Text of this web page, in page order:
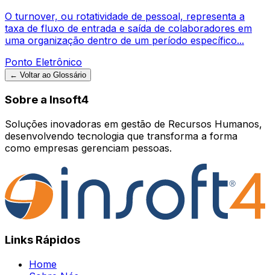
O turnover, ou rotatividade de pessoal, representa a
taxa de fluxo de entrada e saída de colaboradores em
uma organização dentro de um período específico...
Ponto Eletrônico
← Voltar ao Glossário
Sobre a Insoft4
Soluções inovadoras em gestão de Recursos Humanos,
desenvolvendo tecnologia que transforma a forma
como empresas gerenciam pessoas.
Links Rápidos
Home